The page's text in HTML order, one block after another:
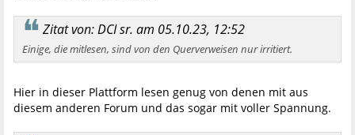
Zitat von: DCI sr. am 05.10.23, 12:52
Einige, die mitlesen, sind von den Querverweisen nur irritiert.
Hier in dieser Plattform lesen genug von denen mit aus
diesem anderen Forum und das sogar mit voller Spannung.